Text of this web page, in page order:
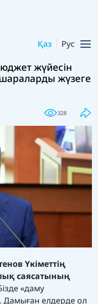
Қаз Рус
жүйесін
жүзеге
328
Үкіметтің
саясатының
«даму
Дамыған елдерде ол